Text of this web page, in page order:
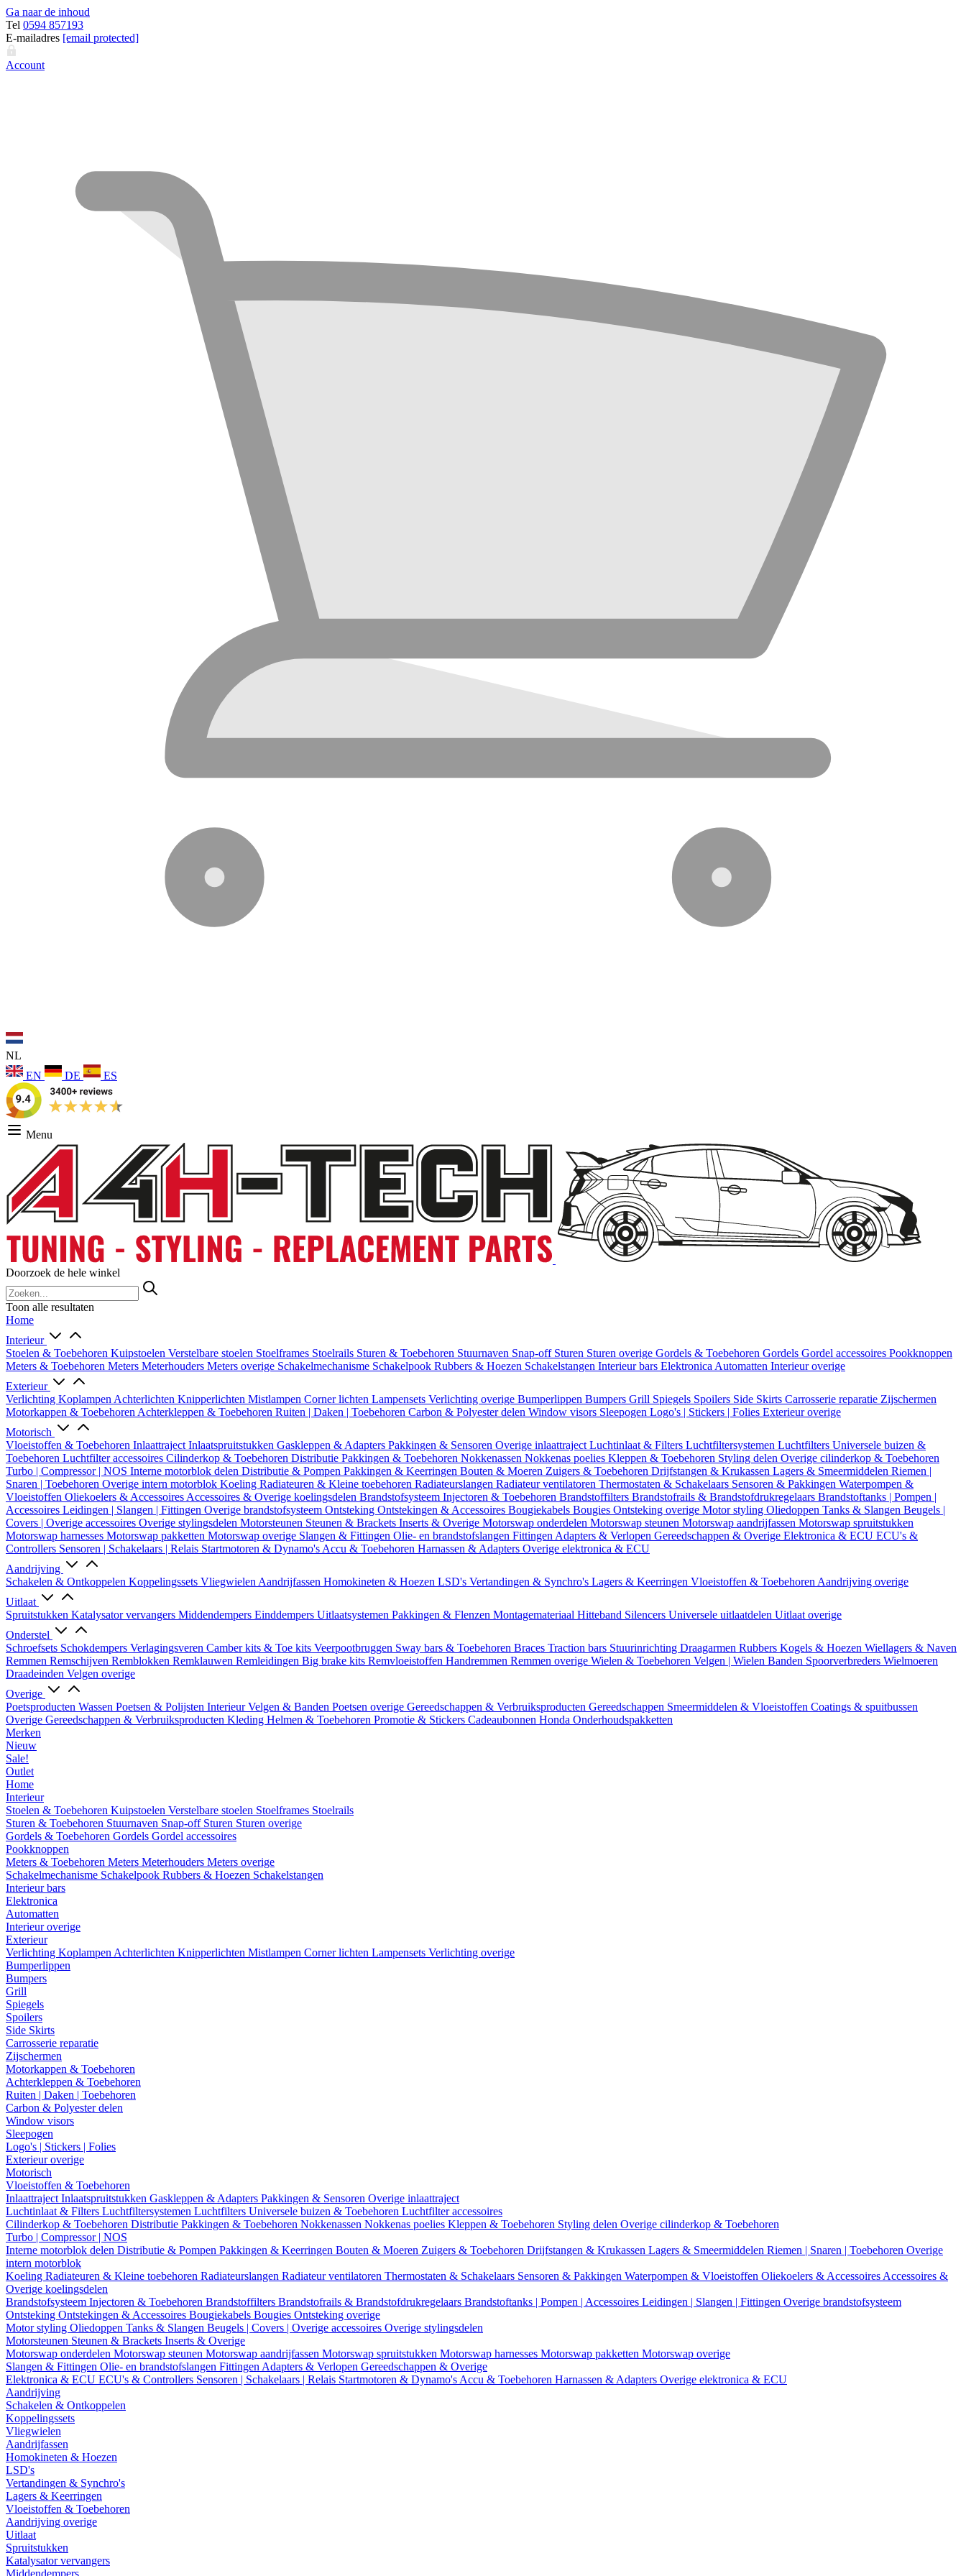
Ga naar de inhoud
Tel 0594 857193
E-mailadres [email protected]
Account
NL
EN
DE ES
Menu
Doorzoek de hele winkel
Toon alle resultaten
Home
Interieur
Stoelen & Toebehoren Kuipstoelen Verstelbare stoelen Stoelframes Stoelrails Sturen & Toebehoren Stuurnaven Snap-off Sturen Sturen overige Gordels & Toebehoren Gordels Gordel accessoires Pookknoppen
Meters & Toebehoren Meters Meterhouders Meters overige Schakelmechanisme Schakelpook Rubbers & Hoezen Schakelstangen Interieur bars Elektronica Automatten Interieur overige
Exterieur
Verlichting Koplampen Achterlichten Knipperlichten Mistlampen Corner lichten Lampensets Verlichting overige Bumperlippen Bumpers Grill Spiegels Spoilers Side Skirts Carrosserie reparatie Zijschermen
Motorkappen & Toebehoren Achterkleppen & Toebehoren Ruiten | Daken | Toebehoren Carbon & Polyester delen Window visors Sleepogen Logo's | Stickers | Folies Exterieur overige
Motorisch
Vloeistoffen & Toebehoren Inlaattraject Inlaatspruitstukken Gaskleppen & Adapters Pakkingen & Sensoren Overige inlaattraject Luchtinlaat & Filters Luchtfiltersystemen Luchtfilters Universele buizen &
Toebehoren Luchtfilter accessoires Cilinderkop & Toebehoren Distributie Pakkingen & Toebehoren Nokkenassen Nokkenas poelies Kleppen & Toebehoren Styling delen Overige cilinderkop & Toebehoren
Turbo | Compressor | NOS Interne motorblok delen Distributie & Pompen Pakkingen & Keerringen Bouten & Moeren Zuigers & Toebehoren Drijfstangen & Krukassen Lagers & Smeermiddelen Riemen |
Snaren | Toebehoren Overige intern motorblok Koeling Radiateuren & Kleine toebehoren Radiateurslangen Radiateur ventilatoren Thermostaten & Schakelaars Sensoren & Pakkingen Waterpompen &
Vloeistoffen Oliekoelers & Accessoires Accessoires & Overige koelingsdelen Brandstofsysteem Injectoren & Toebehoren Brandstoffilters Brandstofrails & Brandstofdrukregelaars Brandstoftanks | Pompen |
Accessoires Leidingen | Slangen | Fittingen Overige brandstofsysteem Ontsteking Ontstekingen & Accessoires Bougiekabels Bougies Ontsteking overige Motor styling Oliedoppen Tanks & Slangen Beugels |
Covers | Overige accessoires Overige stylingsdelen Motorsteunen Steunen & Brackets Inserts & Overige Motorswap onderdelen Motorswap steunen Motorswap aandrijfassen Motorswap spruitstukken
Motorswap harnesses Motorswap pakketten Motorswap overige Slangen & Fittingen Olie- en brandstofslangen Fittingen Adapters & Verlopen Gereedschappen & Overige Elektronica & ECU ECU's &
Controllers Sensoren | Schakelaars | Relais Startmotoren & Dynamo's Accu & Toebehoren Harnassen & Adapters Overige elektronica & ECU
Aandrijving
Schakelen & Ontkoppelen Koppelingssets Vliegwielen Aandrijfassen Homokineten & Hoezen LSD's Vertandingen & Synchro's Lagers & Keerringen Vloeistoffen & Toebehoren Aandrijving overige
Uitlaat
Spruitstukken Katalysator vervangers Middendempers Einddempers Uitlaatsystemen Pakkingen & Flenzen Montagemateriaal Hitteband Silencers Universele uitlaatdelen Uitlaat overige
Onderstel
Schroefsets Schokdempers Verlagingsveren Camber kits & Toe kits Veerpootbruggen Sway bars & Toebehoren Braces Traction bars Stuurinrichting Draagarmen Rubbers Kogels & Hoezen Wiellagers & Naven
Remmen Remschijven Remblokken Remklauwen Remleidingen Big brake kits Remvloeistoffen Handremmen Remmen overige Wielen & Toebehoren Velgen | Wielen Banden Spoorverbreders Wielmoeren
Draadeinden Velgen overige
Overige
Poetsproducten Wassen Poetsen & Polijsten InterieurVelgen & Banden Poetsen overige Gereedschappen & Verbruiksproducten Gereedschappen Smeermiddelen & Vloeistoffen Coatings & spuitbussen
Overige Gereedschappen & Verbruiksproducten Kleding Helmen & Toebehoren Promotie & Stickers Cadeaubonnen Honda Onderhoudspakketten
Merken
Nieuw
Sale!
Outlet
Home
Interieur
Stoelen & Toebehoren Kuipstoelen Verstelbare stoelen Stoelframes Stoelrails
Sturen & Toebehoren Stuurnaven Snap-off Sturen Sturen overige
Gordels & Toebehoren Gordels Gordel accessoires
Pookknoppen
Meters & Toebehoren Meters Meterhouders Meters overige
Schakelmechanisme Schakelpook Rubbers & Hoezen Schakelstangen
Interieur bars
Elektronica
Automatten
Interieur overige
Exterieur
Verlichting Koplampen Achterlichten Knipperlichten Mistlampen Corner lichten Lampensets Verlichting overige
Bumperlippen
Bumpers
Grill
Spiegels
Spoilers
Side Skirts
Carrosserie reparatie
Zijschermen
Motorkappen & Toebehoren
Achterkleppen & Toebehoren
Ruiten | Daken | Toebehoren
Carbon & Polyester delen
Window visors
Sleepogen
Logo's | Stickers | Folies
Exterieur overige
Motorisch
Vloeistoffen & Toebehoren
Inlaattraject Inlaatspruitstukken Gaskleppen & Adapters Pakkingen & Sensoren Overige inlaattraject
Luchtinlaat & Filters Luchtfiltersystemen Luchtfilters Universele buizen & Toebehoren Luchtfilter accessoires
Cilinderkop & Toebehoren Distributie Pakkingen & Toebehoren Nokkenassen Nokkenas poelies Kleppen & Toebehoren Styling delen Overige cilinderkop & Toebehoren
Turbo | Compressor | NOS
Interne motorblok delen Distributie & Pompen Pakkingen & Keerringen Bouten & Moeren Zuigers & Toebehoren Drijfstangen & Krukassen Lagers & Smeermiddelen Riemen | Snaren | Toebehoren Overige
intern motorblok
Koeling Radiateuren & Kleine toebehoren Radiateurslangen Radiateur ventilatoren Thermostaten & Schakelaars Sensoren & Pakkingen Waterpompen & Vloeistoffen Oliekoelers & Accessoires Accessoires &
Overige koelingsdelen
Brandstofsysteem Injectoren & Toebehoren Brandstoffilters Brandstofrails & Brandstofdrukregelaars Brandstoftanks | Pompen | Accessoires Leidingen | Slangen | Fittingen Overige brandstofsysteem
Ontsteking Ontstekingen & Accessoires Bougiekabels Bougies Ontsteking overige
Motor styling Oliedoppen Tanks & Slangen Beugels | Covers | Overige accessoires Overige stylingsdelen
Motorsteunen Steunen & Brackets Inserts & Overige
Motorswap onderdelen Motorswap steunen Motorswap aandrijfassen Motorswap spruitstukken Motorswap harnesses Motorswap pakketten Motorswap overige
Slangen & Fittingen Olie- en brandstofslangen Fittingen Adapters & Verlopen Gereedschappen & Overige
Elektronica & ECU ECU's & Controllers Sensoren | Schakelaars | Relais Startmotoren & Dynamo's Accu & Toebehoren Harnassen & Adapters Overige elektronica & ECU
Aandrijving
Schakelen & Ontkoppelen
Koppelingssets
Vliegwielen
Aandrijfassen
Homokineten & Hoezen
LSD's
Vertandingen & Synchro's
Lagers & Keerringen
Vloeistoffen & Toebehoren
Aandrijving overige
Uitlaat
Spruitstukken
Katalysator vervangers
Middendempers